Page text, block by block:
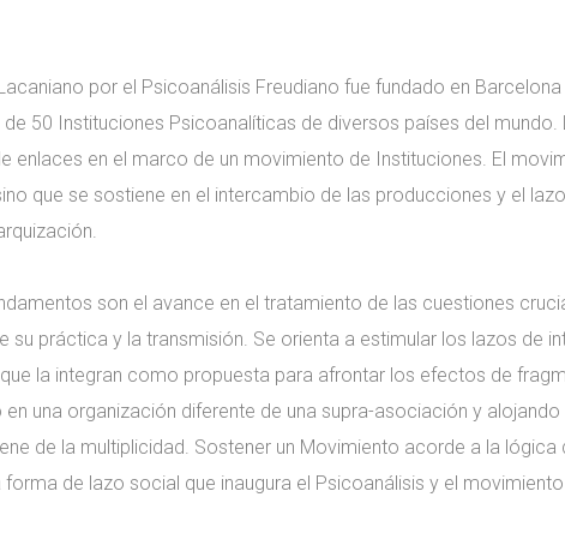
por el Psicoanálisis Freudiano fue fundado en
50 Instituciones Psicoanalíticas de diversos países del mundo.
enlaces en el marco de un movimiento de Instituciones. El
que se sostiene en el intercambio de las producciones y el
son el avance en el tratamiento de las cuestiones
su práctica y la transmisión. Se orienta a estimular los lazos de
la integran como propuesta para afrontar los efectos de
una organización diferente de una supra-asociación y alojando
de la multiplicidad. Sostener un Movimiento acorde a la lógica
de lazo social que inaugura el Psicoanálisis y el